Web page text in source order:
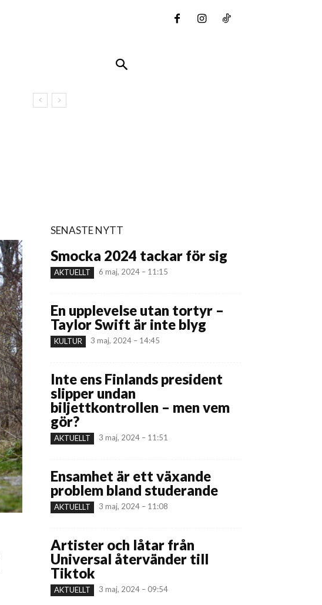
SENASTE NYTT
Smocka 2024 tackar för sig
AKTUELLT 6 maj, 2024 – 11:15
En upplevelse utan tortyr –
Taylor Swift är inte blyg
KULTUR 3 maj, 2024 – 14:45
Inte ens Finlands president
slipper undan
biljettkontrollen – men vem
gör?
AKTUELLT 3 maj, 2024 – 11:51
Ensamhet är ett växande
problem bland studerande
AKTUELLT 3 maj, 2024 – 11:08
Artister och låtar från
Universal återvänder till
Tiktok
AKTUELLT 3 maj, 2024 – 09:54